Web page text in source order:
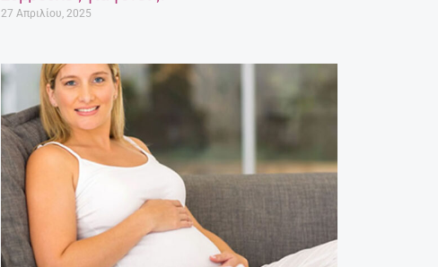
27 Απριλίου, 2025